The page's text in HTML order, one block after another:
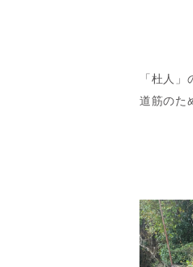
「杜人
道筋のた